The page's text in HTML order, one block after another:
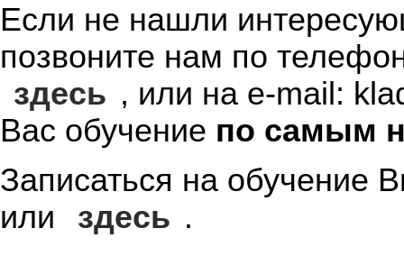
Если не нашли
позвоните нам по
здесь , или на e-mail:
Вас обучение по самым
Записаться на обучение
или
здесь .